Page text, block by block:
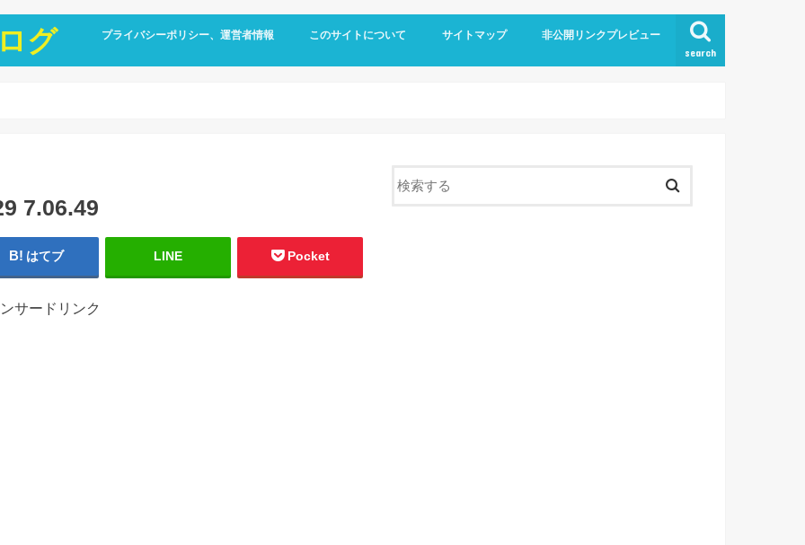
グ search
プライバシーポリシー、運営者情報 このサイトについて サイトマップ 非公開リンクプレビュー
7.06.49
はてブ LINE Pocket
サードリンク